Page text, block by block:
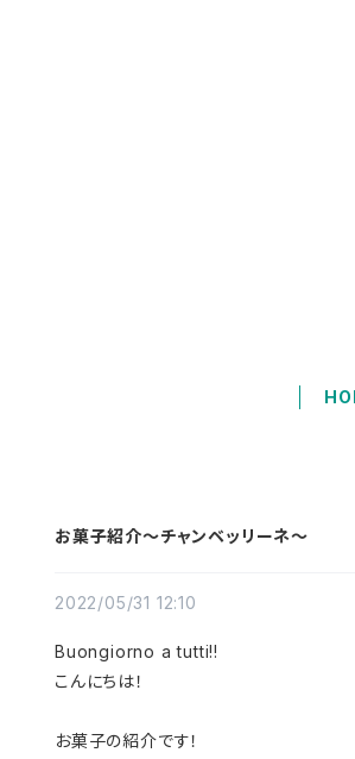
お菓子紹介～チャンベッリーネ～
2022/05/31 12:10
Buongiorno a tutti!!
こんにちは！
お菓子の紹介です！